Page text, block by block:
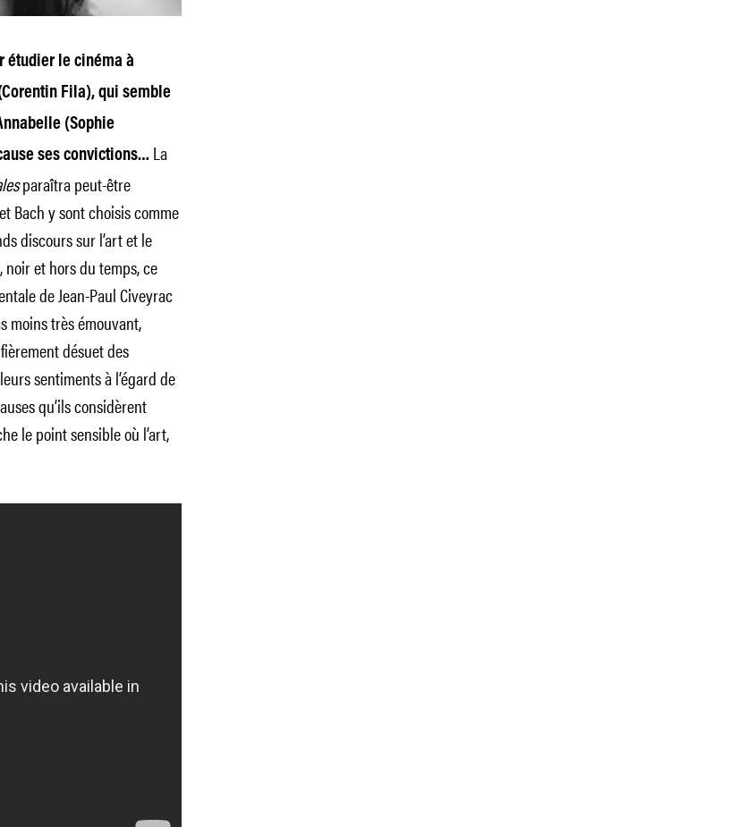
étudier le cinéma à
Fila), qui semble
(Sophie
ses convictions… La
paraîtra peut-être
Bach y sont choisis comme
discours sur l’art et le
et hors du temps, ce
de Jean-Paul Civeyrac
moins très émouvant,
désuet des
sentiments à l’égard de
qu’ils considèrent
le point sensible où l’art,